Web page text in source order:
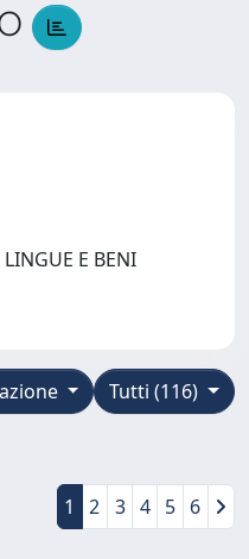
E BENI
Tutti (116)
1 2 3 4 5 6